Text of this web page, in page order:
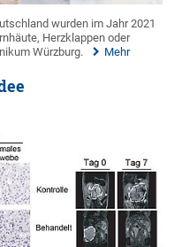
wurden im Jahr 2021
Herzklappen oder
Würzburg.
Mehr